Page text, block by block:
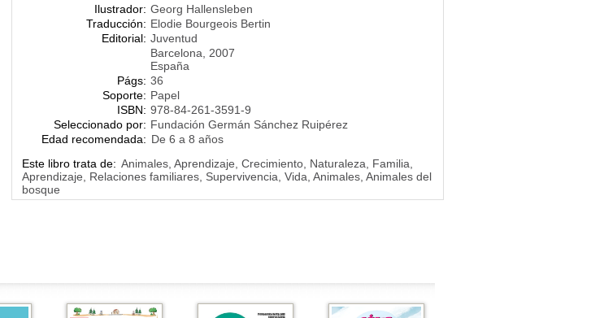
Ilustrador: Georg Hallensleben
Traducción: Elodie Bourgeois Bertin
Editorial: Juventud
Barcelona, 2007
España
Págs: 36
Soporte: Papel
ISBN: 978-84-261-3591-9
Seleccionado por: Fundación Germán Sánchez Ruipérez
Edad recomendada: De 6 a 8 años
Este libro trata de: Animales, Aprendizaje, Crecimiento, Naturaleza, Familia,
Aprendizaje, Relaciones familiares, Supervivencia, Vida, Animales, Animales del
bosque